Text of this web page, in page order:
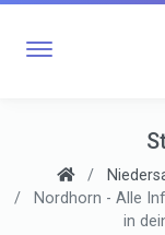
Nordhorn - Alle
in